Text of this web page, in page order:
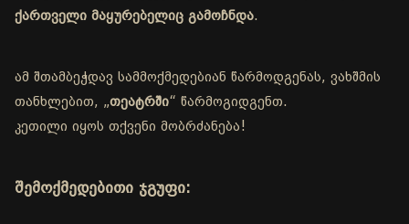
ქართველი მაყურებელიც გამოჩნდა.
ამ შთამბეჭდავ სამმოქმედებიან წარმოდგენას, ვახშმის
თანხლებით, „თეატრში“ წარმოგიდგენთ.
კეთილი იყოს თქვენი მობრძანება!
შემოქმედებითი ჯგუფი: